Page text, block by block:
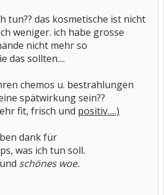
tun?? das kosmetische ist nicht
weniger. ich habe grosse
nicht mehr so
das sollten....
chemos u. bestrahlungen
spätwirkung sein??
fit, frisch und positiv.....)
dank für
was ich tun soll.
schönes woe.